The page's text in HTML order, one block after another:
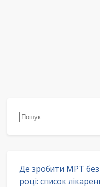
Пошук:
Де зробити МРТ
році: список